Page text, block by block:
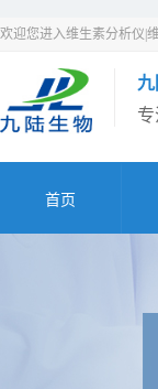
欢迎您进入维生素分析仪|
首页